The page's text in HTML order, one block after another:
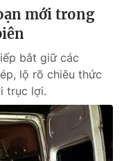
mới trong
bắt giữ các
lộ rõ chiêu thức
trục lợi.